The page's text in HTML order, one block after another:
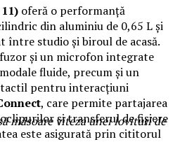
oferă o performanță
din aluminiu de 0,65 L și
între studio și biroul de acasă.
și un microfon integrate
fluide, precum și un
pentru interacțiuni
, care permite partajarea
și transferul de fișiere
este asigurată prin cititorul
măsoare viteza unei lovituri de